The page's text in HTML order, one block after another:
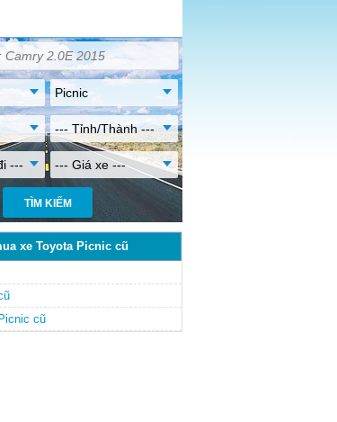
Picnic
--- Tỉnh/Thành ---
--- --- Giá xe ---
xe Toyota Picnic cũ
cũ